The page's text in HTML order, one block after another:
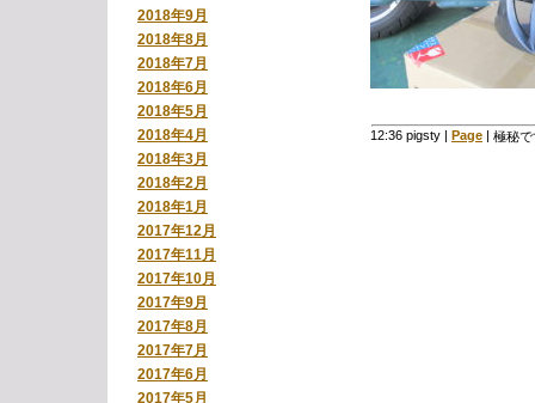
2018年9月
2018年8月
2018年7月
2018年6月
2018年5月
2018年4月
2018年3月
2018年2月
2018年1月
2017年12月
2017年11月
2017年10月
2017年9月
2017年8月
2017年7月
2017年6月
2017年5月
12:36 pigsty | Page | 極秘で